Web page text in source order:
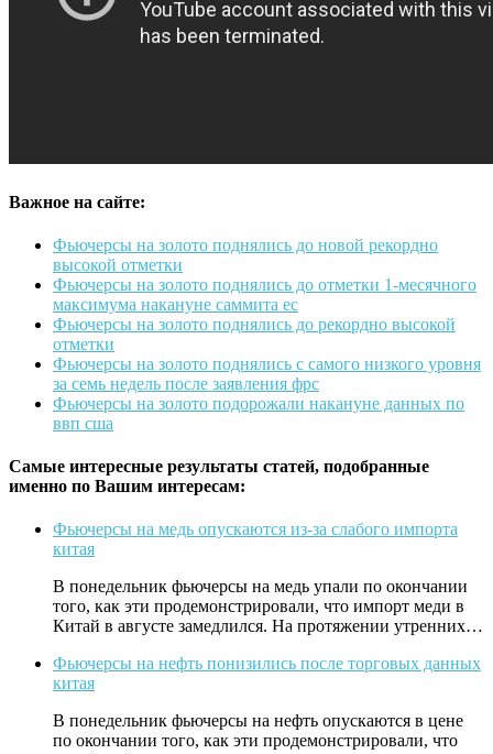
Важное на сайте:
Фьючерсы на золото поднялись до новой рекордно
высокой отметки
Фьючерсы на золото поднялись до отметки 1-месячного
максимума накануне саммита ес
Фьючерсы на золото поднялись до рекордно высокой
отметки
Фьючерсы на золото поднялись с самого низкого уровня
за семь недель после заявления фрс
Фьючерсы на золото подорожали накануне данных по
ввп сша
Самые интересные результаты статей, подобранные
именно по Вашим интересам:
Фьючерсы на медь опускаются из-за слабого импорта
китая
В понедельник фьючерсы на медь упали по окончании
того, как эти продемонстрировали, что импорт меди в
Китай в августе замедлился. На протяжении утренних…
Фьючерсы на нефть понизились после торговых данных
китая
В понедельник фьючерсы на нефть опускаются в цене
по окончании того, как эти продемонстрировали, что